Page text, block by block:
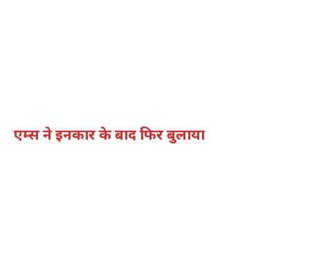
एम्स ने इनकार के बाद फिर बुलाया